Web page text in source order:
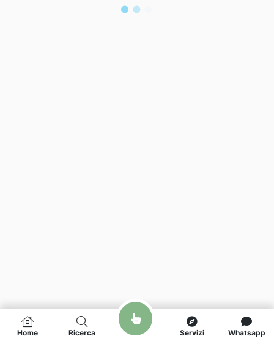
Home Ricerca Servizi Whatsapp